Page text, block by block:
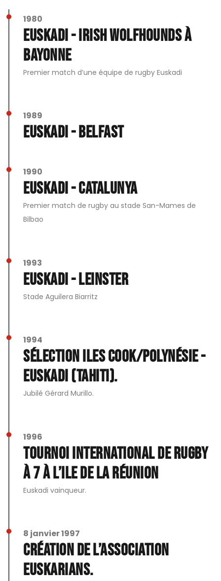
1980
Euskadi - Irish Wolfhounds à
Bayonne
Premier match d’une équipe de rugby Euskadi
1989
Euskadi - Belfast
1990
Euskadi - Catalunya
Premier match de rugby au stade San-Mames de
Bilbao
1993
Euskadi - Leinster
Stade Aguilera Biarritz
1994
Sélection Iles Cook/Polynésie -
Euskadi (Tahiti).
Jubilé Gérard Murillo.
1996
Tournoi International de rugby
à 7 à l’Ile de la Réunion
Euskadi vainqueur.
8 janvier 1997
Création de l’association
EUSKARIANS.